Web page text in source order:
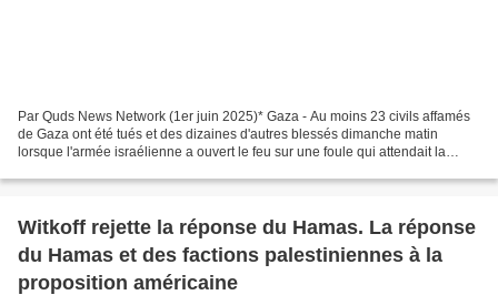
Par Quds News Network (1er juin 2025)* Gaza - Au moins 23 civils affamés
de Gaza ont été tués et des dizaines d'autres blessés dimanche matin
lorsque l'armée israélienne a ouvert le feu sur une foule qui attendait la
Witkoff rejette la réponse du Hamas. La réponse
du Hamas et des factions palestiniennes à la
proposition américaine